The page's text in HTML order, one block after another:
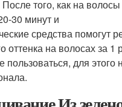
того, как на
30 минут и
средства помогут
оттенка на волосах за 1
для этого